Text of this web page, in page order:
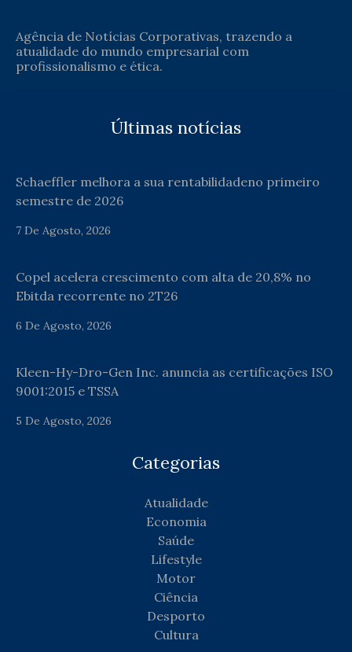
Agência de Notícias Corporativas, trazendo a
atualidade do mundo empresarial com
profissionalismo e ética.
Últimas notícias
Schaeffler melhora a sua rentabilidadeno primeiro
semestre de 2026
7 De Agosto, 2026
Copel acelera crescimento com alta de 20,8% no
Ebitda recorrente no 2T26
6 De Agosto, 2026
Kleen-Hy-Dro-Gen Inc. anuncia as certificações ISO
9001:2015 e TSSA
5 De Agosto, 2026
Categorias
Atualidade
Economia
Saúde
Lifestyle
Motor
Ciência
Desporto
Cultura